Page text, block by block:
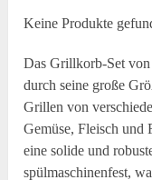
Keine Produkte
Das Grillkorb-Set
durch seine große
Grillen von
Gemüse, Fleisch und
eine solide und
spülmaschinenfest,